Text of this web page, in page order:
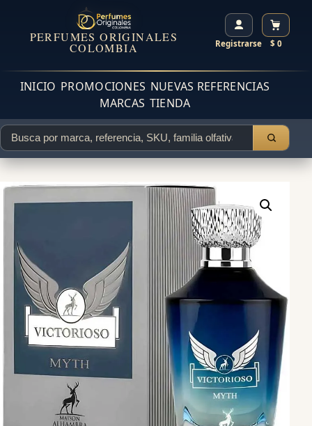
PERFUMES ORIGINALES
COLOMBIA Registrarse $ 0
INICIO PROMOCIONES NUEVAS REFERENCIAS
MARCAS TIENDA